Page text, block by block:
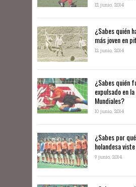
12 junio, 2014
¿Sabes quién
más joven en
12 junio, 2014
¿Sabes quién
expulsado en
Mundiales?
10 junio, 2014
​¿Sabes por
holandesa
9 junio, 2014